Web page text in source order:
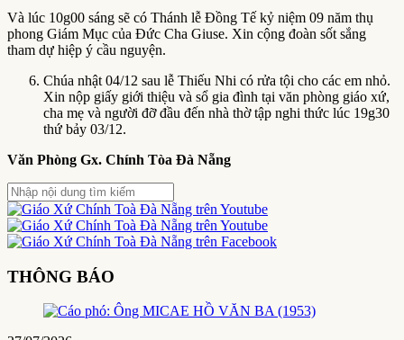
Và lúc 10g00 sáng sẽ có Thánh lễ Đồng Tế kỷ niệm 09 năm thụ
phong Giám Mục của Đức Cha Giuse. Xin cộng đoàn sốt sắng
tham dự hiệp ý cầu nguyện.
Chúa nhật 04/12 sau lễ Thiếu Nhi có rửa tội cho các em nhỏ.
Xin nộp giấy giới thiệu và sổ gia đình tại văn phòng giáo xứ,
cha mẹ và người đỡ đầu đến nhà thờ tập nghi thức lúc 19g30
thứ bảy 03/12.
Văn Phòng Gx. Chính Tòa Đà Nẵng
THÔNG BÁO